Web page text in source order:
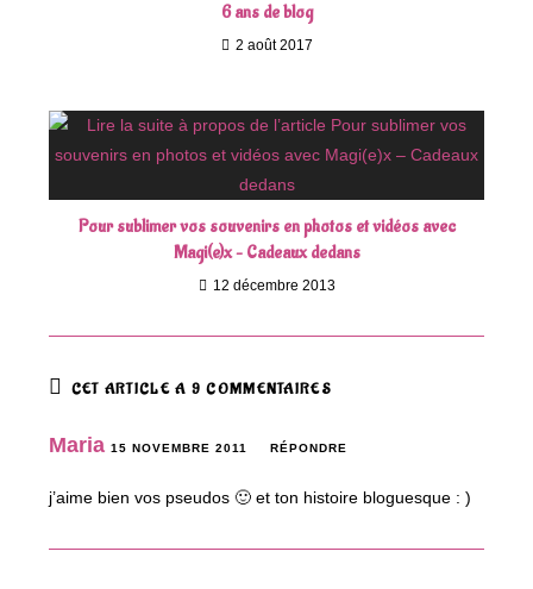
6 ans de blog
2 août 2017
Pour sublimer vos souvenirs en photos et vidéos avec
Magi(e)x – Cadeaux dedans
12 décembre 2013
CET ARTICLE A 9 COMMENTAIRES
Maria 15 NOVEMBRE 2011 RÉPONDRE
j’aime bien vos pseudos 🙂 et ton histoire bloguesque : )